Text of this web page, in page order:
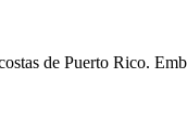
de Puerto Rico.